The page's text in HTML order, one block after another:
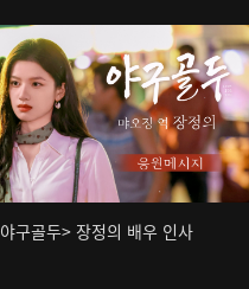
구골두> 장정의 배우 인사